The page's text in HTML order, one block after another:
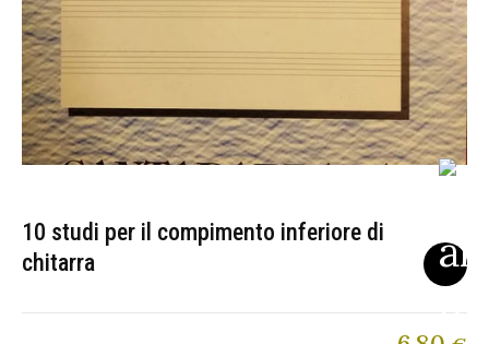
10 studi per il compimento inferiore di
chitarra